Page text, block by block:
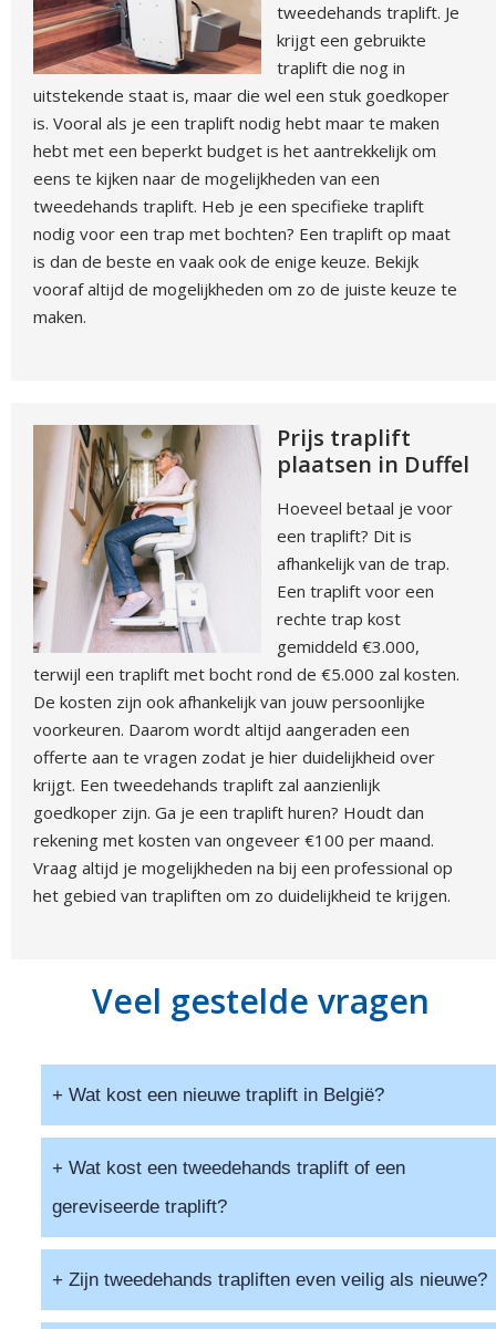
tweedehands traplift. Je
krijgt een gebruikte
traplift die nog in
uitstekende staat is, maar die wel een stuk goedkoper
is. Vooral als je een traplift nodig hebt maar te maken
hebt met een beperkt budget is het aantrekkelijk om
eens te kijken naar de mogelijkheden van een
tweedehands traplift. Heb je een specifieke traplift
nodig voor een trap met bochten? Een traplift op maat
is dan de beste en vaak ook de enige keuze. Bekijk
vooraf altijd de mogelijkheden om zo de juiste keuze te
maken.
Prijs traplift
plaatsen in Duffel
Hoeveel betaal je voor
een traplift? Dit is
afhankelijk van de trap.
Een traplift voor een
rechte trap kost
gemiddeld €3.000,
terwijl een traplift met bocht rond de €5.000 zal kosten.
De kosten zijn ook afhankelijk van jouw persoonlijke
voorkeuren. Daarom wordt altijd aangeraden een
offerte aan te vragen zodat je hier duidelijkheid over
krijgt. Een tweedehands traplift zal aanzienlijk
goedkoper zijn. Ga je een traplift huren? Houdt dan
rekening met kosten van ongeveer €100 per maand.
Vraag altijd je mogelijkheden na bij een professional op
het gebied van trapliften om zo duidelijkheid te krijgen.
Veel gestelde vragen
+ Wat kost een nieuwe traplift in België?
De prijs van een nieuwe traplift hangt af van het type
opties. Gemiddeld betaal je tussen
voor een traplift met bochten, inclusief installatie en
+ Wat kost een tweedehands traplift of een
gereviseerde traplift?
Een tweedehands traplift kost doorgaans30% tot
+ Zijn tweedehands trapliften even veilig als nieuwe?